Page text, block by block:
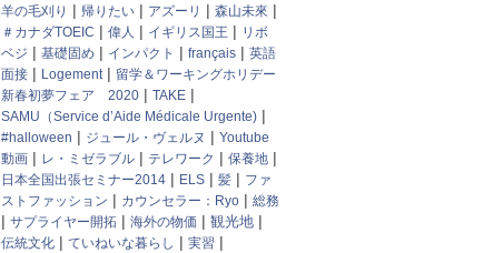
羊の毛刈り | 帰りたい | アズーリ | 森山未來 |
＃カナダTOEIC | 偉人 | イギリス国王 | リボ
ベジ | 基礎固め | インパクト | français | 英語
面接 | Logement | 留学＆ワーキングホリデー
新春初夢フェア 2020 | TAKE |
SAMU（Service d’Aide Médicale Urgente) |
#halloween | ジュール・ヴェルヌ | Youtube
動画 | レ・ミゼラブル | テレワーク | 保養地 |
日本全国出張セミナー2014 | ELS | 髪 | ファ
ストファッション | カウンセラー：Ryo | 総務
| サプライヤー開拓 | 海外の物価 | 観光地 |
伝統文化 | ていねいな暮らし | 実習 |